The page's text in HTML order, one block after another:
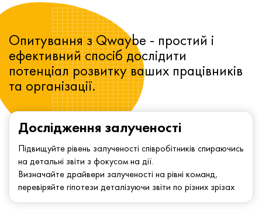
Дослідження залученості
Підвищуйте рівень залученості співробітників спираючись
на детальні звіти з фокусом на дії.
Визначайте драйвери залученості на рівні команд,
перевіряйте гіпотези деталізуючи звіти по різних зрізах
Опитування з Qwaybe - простий і
ефективний спосіб дослідити
потенціал розвитку ваших працівників
та організації.